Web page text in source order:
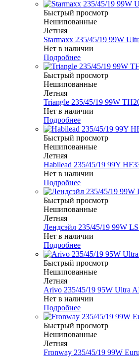
Быстрый просмотр
Нешипованные
Летняя
Starmaxx 235/45/19 99W
Нет в наличии
Подробнее
Быстрый просмотр
Нешипованные
Летняя
Triangle 235/45/19 99W
Нет в наличии
Подробнее
Быстрый просмотр
Нешипованные
Летняя
Habilead 235/45/19 99Y
Нет в наличии
Подробнее
Быстрый просмотр
Нешипованные
Летняя
Лендсэйл 235/45/19 99W
Нет в наличии
Подробнее
Быстрый просмотр
Нешипованные
Летняя
Arivo 235/45/19 95W Ultra
Нет в наличии
Подробнее
Быстрый просмотр
Нешипованные
Летняя
Fronway 235/45/19 99W